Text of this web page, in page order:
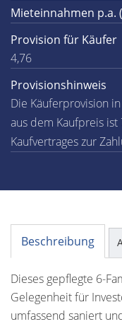
Mieteinnahmen p.a.
Provision für Käufer
4,76
Provisionshinweis
Die Käuferprovision
aus dem Kaufpreis ist
Kaufvertrages zur
Beschreibung
Dieses gepflegte 6-
Gelegenheit für
umfassend saniert